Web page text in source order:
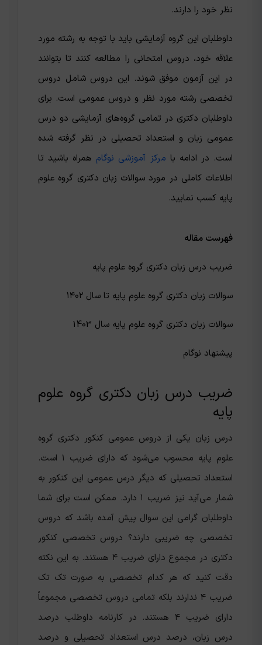
نظر خود را دارند.
داوطلبان این گروه آزمایشی باید با توجه به رشته مورد
علاقه خود، دروس امتحانی را مطالعه کنند تا بتوانند
در این آزمون موفق شوند. این دروس شامل دروس
تخصصی رشته مورد نظر و دروس عمومی است. برای
داوطلبان دکتری در تمامی گروه‌های آزمایشی دو درس
عمومی زبان و استعداد تحصیلی در نظر گرفته شده
است. در ادامه با مرکز آموزشی نوگام همراه باشید تا
اطلاعات کاملی در مورد سوالات زبان دکتری گروه علوم
پایه کسب نمایید.
فهرست مقاله
ضریب درس زبان دکتری گروه علوم پایه
سوالات زبان دکتری گروه علوم پایه تا سال ۱۴۰۲
سوالات زبان دکتری گروه علوم پایه سال 1403
پیشنهاد نوگام
ضریب درس زبان دکتری گروه علوم
پایه
درس زبان یکی از دروس عمومی کنکور دکتری گروه
علوم پایه محسوب می‌شود که دارای ضریب ۱ است.
استعداد تحصیلی که دیگر درس عمومی این کنکور به
شمار می‌آید نیز ضریب ۱ دارد. ممکن است برای شما
داوطلبان گرامی این سوال پیش آمده باشد که دروس
تخصصی چه ضریبی دارند؟ دروس تخصصی کنکور
دکتری در مجموع دارای ضریب ۴ هستند‌. به این نکته
دقت کنید که هر کدام تخصصی به صورت تک تک
ضریب ۴ ندارند بلکه تمامی دروس تخصصی مجموعاً
دارای ضریب ۴ هستند. در کارنامه داوطلب درصد
درس زبان، درصد درس استعداد تحصیلی و درصد